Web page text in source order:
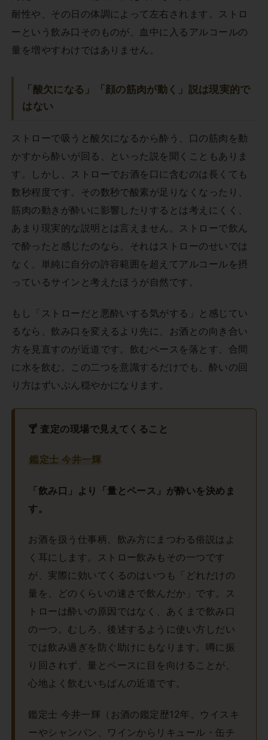
耐性や、その日の体調によって左右されます。ストロ
ーという飲み口そのものが、血中に入るアルコールの
量を増やすわけではありません。
「酸欠になる」「顔の筋肉が動く」説は現実的で
はない
ストローで吸うと酸欠になるから酔う、口の筋肉を動
かすから酔いが回る、といった説を聞くこともありま
す。しかし、ストローでお酒を口に含むのは長くても
数秒程度です。その数秒で酸素が足りなくなったり、
筋肉の動きが酔いに影響したりするとは考えにくく、
あまり現実的な説明とは言えません。ストローで飲ん
で酔ったと感じたのなら、それはストローのせいでは
なく、単純に自分の許容範囲を超えてアルコールを摂
っているサインと考えたほうが自然です。
もし「ストローだと悪酔いする気がする」と感じてい
るなら、飲み口を変えるより先に、お酒との向き合い
方を見直すのが近道です。飲むペースを落とす、合間
に水を飲む。この二つを意識するだけでも、酔いの回
り方はずいぶん穏やかになります。
🍸 査定の現場で見えてくること
鑑定士 今井一輝
「飲み口」より「量とペース」が酔いを決めま
す。
お酒を扱う仕事柄、飲み方にまつわる俗説はよ
く耳にします。ストロー飲みもその一つです
が、実際に効いてくるのはいつも「どれだけの
量を、どのくらいの速さで飲んだか」です。ス
トローは酔いの原因ではなく、あくまで飲み口
の一つ。むしろ、後述するように使い方しだい
では飲み過ぎを防ぐ助けにもなります。噂に振
り回されず、量とペースに目を向けることが、
心地よく飲むいちばんの近道です。
鑑定士 今井一輝（お酒の鑑定歴12年。ウイスキ
ーやシャンパン、ワインからリキュール・缶チ